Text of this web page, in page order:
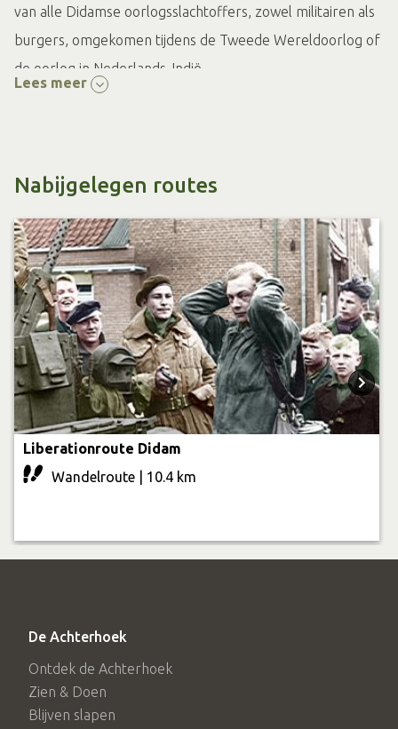
van alle Didamse oorlogsslachtoffers, zowel militairen als
burgers, omgekomen tijdens de Tweede Wereldoorlog of
de oorlog in Nederlands-Indië.
Lees meer
Nabijgelegen routes
Liberationroute Didam
Wandelroute | 10.4 km
De Achterhoek
Ontdek de Achterhoek
Zien & Doen
Blijven slapen